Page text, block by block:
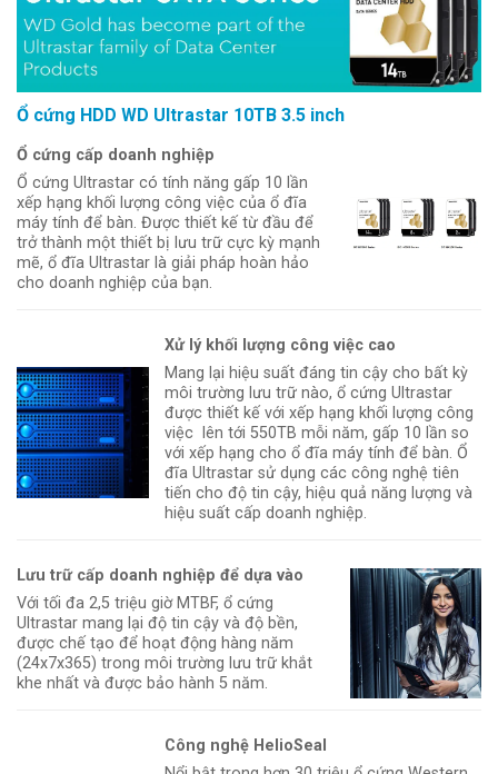
Ổ cứng HDD WD Ultrastar 10TB 3.5 inch
Ổ cứng cấp doanh nghiệp
Ổ cứng Ultrastar có tính năng gấp 10 lần
xếp hạng khối lượng công việc của ổ đĩa
máy tính để bàn. Được thiết kế từ đầu để
trở thành một thiết bị lưu trữ cực kỳ mạnh
mẽ, ổ đĩa Ultrastar là giải pháp hoàn hảo
cho doanh nghiệp của bạn.
Xử lý khối lượng công việc cao
Mang lại hiệu suất đáng tin cậy cho bất kỳ
môi trường lưu trữ nào, ổ cứng Ultrastar
được thiết kế với xếp hạng khối lượng công
việc lên tới 550TB mỗi năm, gấp 10 lần so
với xếp hạng cho ổ đĩa máy tính để bàn. Ổ
đĩa Ultrastar sử dụng các công nghệ tiên
tiến cho độ tin cậy, hiệu quả năng lượng và
hiệu suất cấp doanh nghiệp.
Lưu trữ cấp doanh nghiệp để dựa vào
Với tối đa 2,5 triệu giờ MTBF, ổ cứng
Ultrastar mang lại độ tin cậy và độ bền,
được chế tạo để hoạt động hàng năm
(24x7x365) trong môi trường lưu trữ khắt
khe nhất và được bảo hành 5 năm.
Công nghệ HelioSeal